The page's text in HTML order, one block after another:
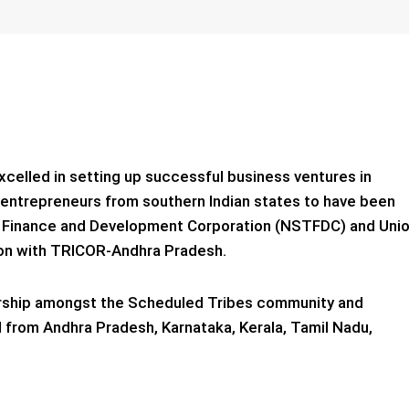
in setting up successful business ventures in
from southern Indian states to have been
and Development Corporation (NSTFDC) and
with TRICOR-Andhra Pradesh.
amongst the Scheduled Tribes community and
Andhra Pradesh, Karnataka, Kerala, Tamil Nadu,